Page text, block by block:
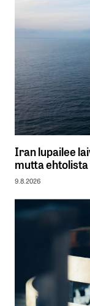
Iran lupailee
mutta
9.8.2026